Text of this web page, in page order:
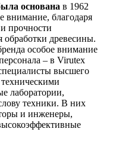
основана в 1962
внимание, благодаря
прочности
обработки древесины.
особое внимание
– в Virutex
высшего
лаборатории,
техники. В них
и инженеры,